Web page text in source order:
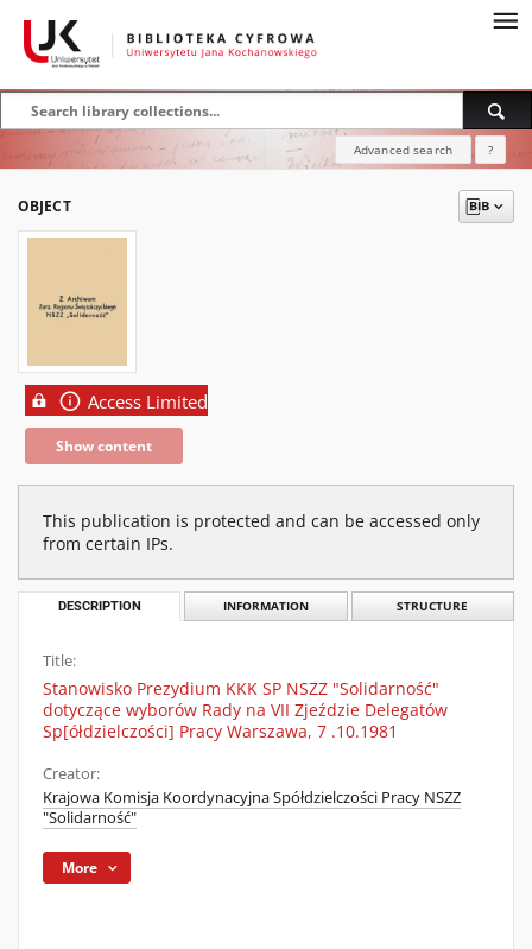
Advanced search ?
OBJECT
Access Limited
Show content
This publication is protected and can be accessed only
from certain IPs.
DESCRIPTION INFORMATION STRUCTURE
Title:
Stanowisko Prezydium KKK SP NSZZ "Solidarność"
dotyczące wyborów Rady na VII Zjeździe Delegatów
Sp[ółdzielczości] Pracy Warszawa, 7 .10.1981
Creator:
Krajowa Komisja Koordynacyjna Spółdzielczości Pracy NSZZ
"Solidarność"
More